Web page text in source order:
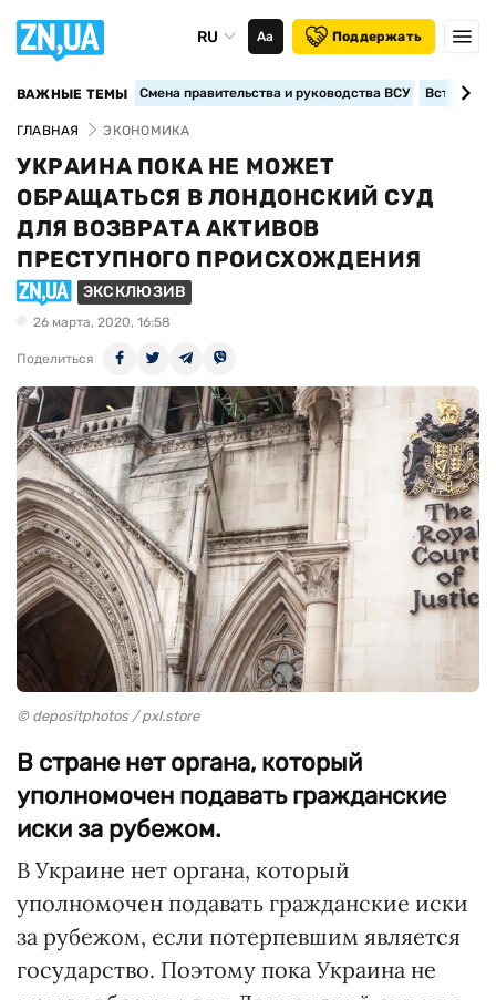
RU Аа Поддержать
ВАЖНЫЕ ТЕМЫ Смена правительства и руководства ВСУ
ГЛАВНАЯ ЭКОНОМИКА
УКРАИНА ПОКА НЕ МОЖЕТ
ОБРАЩАТЬСЯ В ЛОНДОНСКИЙ СУД
ДЛЯ ВОЗВРАТА АКТИВОВ
ПРЕСТУПНОГО ПРОИСХОЖДЕНИЯ
ЭКСКЛЮЗИВ
26 марта, 2020, 16:58
Поделиться
© depositphotos / pxl.store
В стране нет органа, который
уполномочен подавать гражданские
иски за рубежом.
В Украине нет органа, который
уполномочен подавать гражданские иски
за рубежом, если потерпевшим является
государство. Поэтому пока Украина не